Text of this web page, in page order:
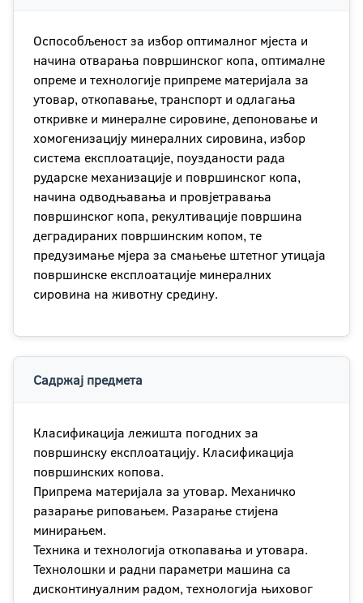
Оспособљеност за избор оптималног мјеста и
начина отварања површинског копа, оптималне
опреме и технологије припреме материјала за
утовар, откопавање, транспорт и одлагања
откривке и минералне сировине, депоновање и
хомогенизацију минералних сировина, избор
система експлоатације, поузданости рада
рударске механизације и површинског копа,
начина одводњавања и провјетравања
површинског копа, рекултивације површина
деградираних површинским копом, те
предузимање мјера за смањење штетног утицаја
површинске експлоатације минералних
сировина на животну средину.
Садржај предмета
Класификација лежишта погодних за
површинску експлоатацију. Класификација
површинских копова.
Припрема материјала за утовар. Механичко
разарање риповањем. Разарање стијена
минирањем.
Техника и технологија откопавања и утовара.
Технолошки и радни параметри машина са
дисконтинуалним радом, технологија њиховог